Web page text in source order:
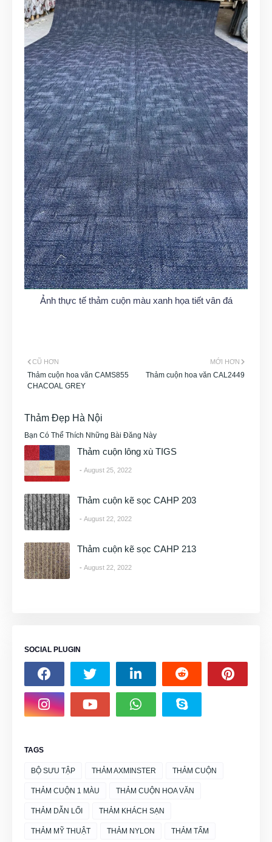
Ảnh thực tế thảm cuộn màu xanh họa tiết vân đá
MỚI HƠN
Thảm cuộn hoa văn CAL2449
CŨ HƠN
Thảm cuộn hoa văn CAMS855
CHACOAL GREY
Thảm Đẹp Hà Nội
Bạn Có Thể Thích Những Bài Đăng Này
Thảm cuộn lông xù TIGS
August 25, 2022
Thảm cuộn kẽ sọc CAHP 203
August 22, 2022
Thảm cuộn kẽ sọc CAHP 213
August 22, 2022
SOCIAL PLUGIN
TAGS
BỘ SƯU TẬP THẢM AXMINSTER THẢM CUỘN
THẢM CUỘN 1 MÀU THẢM CUỘN HOA VĂN
THẢM DẪN LỐI THẢM KHÁCH SẠN
THẢM MỸ THUẬT THẢM NYLON THẢM TẤM